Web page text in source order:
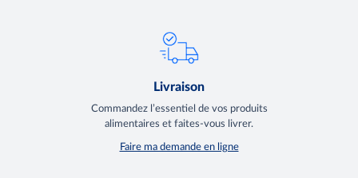
Livraison
Commandez l’essentiel de vos produits
alimentaires et faites-vous livrer.
Faire ma demande en ligne